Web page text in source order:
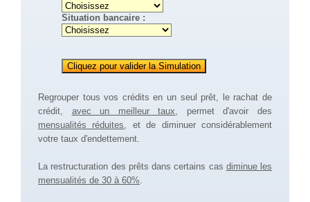
Situation bancaire :
Regrouper tous vos crédits en un seul prêt, le rachat de
crédit, avec un meilleur taux, permet d'avoir des
mensualités réduites, et de diminuer considérablement
votre taux d'endettement.
La restructuration des prêts dans certains cas diminue les
mensualités de 30 à 60%.